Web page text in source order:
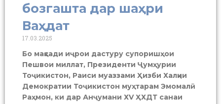
бозгашта дар шаҳри
Ваҳдат
17.03.2025
Бо мақсади иҷрои дастуру супоришҳои
Пешвои миллат, Президенти Ҷумҳурии
Тоҷикистон, Раиси муаззами Ҳизби Халқии
Демократии Тоҷикистон муҳтарам Эмомалӣ
Раҳмон, ки дар Анҷумани ХV ҲХДТ санаи